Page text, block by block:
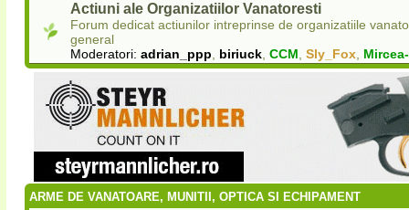
Actiuni ale Organizatiilor Vanatoresti
Forum dedicat actiunilor intreprinse de organizatiile
general
Moderatori: adrian_ppp, biriuck, CCM, Sly_Fox,
ARME DE VANATOARE, MUNITII, OPTICA SI ECHIPAMENT